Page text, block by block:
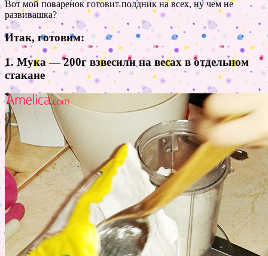
Вот мой поваренок готовит полдник на всех, ну чем не
развивашка?
Итак, готовим:
1. Мука — 200г взвесили на весах в отдельном
стакане